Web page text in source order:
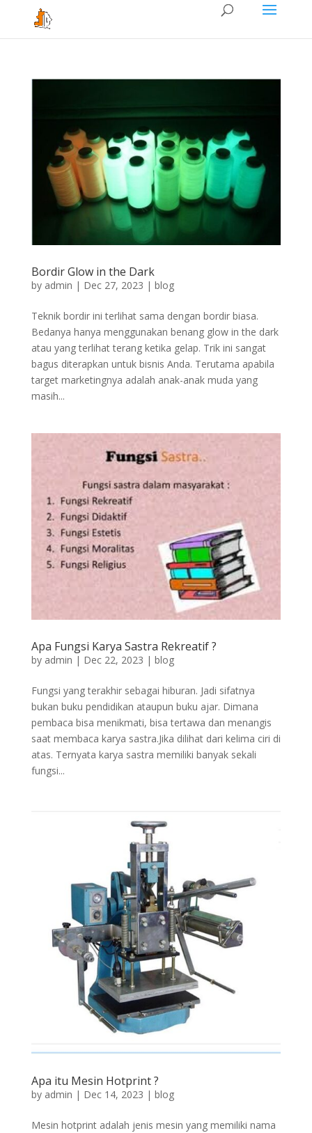
Bordir Glow in the Dark
by admin | Dec 27, 2023 | blog
Teknik bordir ini terlihat sama dengan bordir biasa.
Bedanya hanya menggunakan benang glow in the dark
atau yang terlihat terang ketika gelap. Trik ini sangat
bagus diterapkan untuk bisnis Anda. Terutama apabila
target marketingnya adalah anak-anak muda yang
masih...
Apa Fungsi Karya Sastra Rekreatif ?
by admin | Dec 22, 2023 | blog
Fungsi yang terakhir sebagai hiburan. Jadi sifatnya
bukan buku pendidikan ataupun buku ajar. Dimana
pembaca bisa menikmati, bisa tertawa dan menangis
saat membaca karya sastra.Jika dilihat dari kelima ciri di
atas. Ternyata karya sastra memiliki banyak sekali
fungsi...
Apa itu Mesin Hotprint ?
by admin | Dec 14, 2023 | blog
Mesin hotprint adalah jenis mesin yang memiliki nama